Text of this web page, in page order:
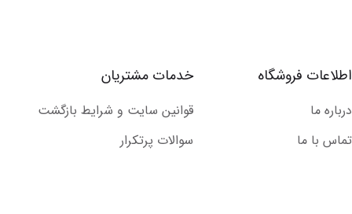
اطلاعات فروشگاه
درباره ما
تماس با ما
خدمات مشتریان
قوانین سایت و شرایط بازگشت
سوالات پرتکرار